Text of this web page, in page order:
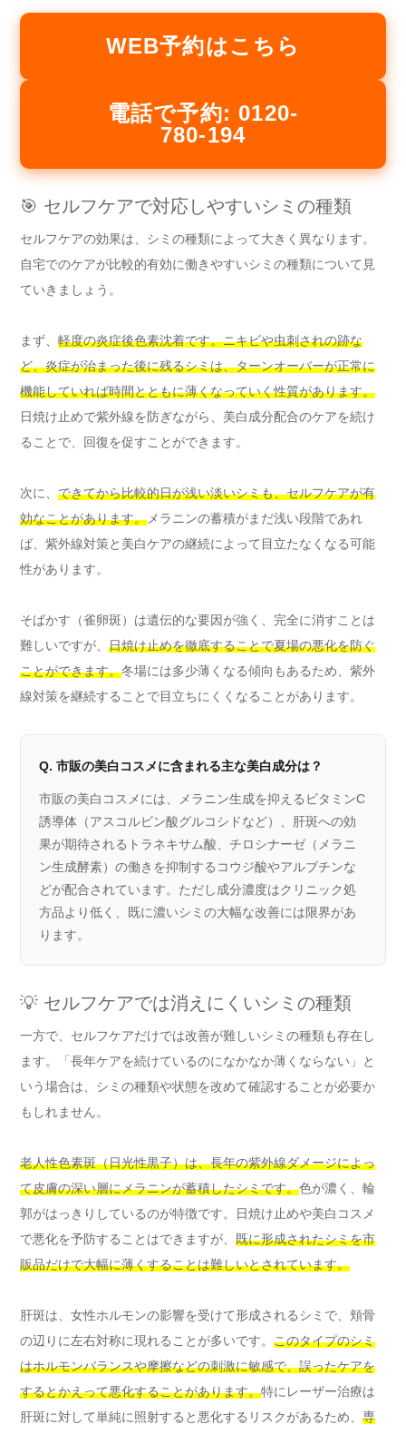
WEB予約はこちら
電話で予約: 0120-
780-194
🎯 セルフケアで対応しやすいシミの種類
セルフケアの効果は、シミの種類によって大きく異なります。
自宅でのケアが比較的有効に働きやすいシミの種類について見
ていきましょう。
まず、 軽度の炎症後色素沈着です。ニキビや虫刺されの跡な
ど、炎症が治まった後に残るシミは、ターンオーバーが正常に
機能していれば時間とともに薄くなっていく性質があります。
日焼け止めで紫外線を防ぎながら、美白成分配合のケアを続け
ることで、回復を促すことができます。
次に、 できてから比較的日が浅い淡いシミも、セルフケアが有
効なことがあります。 メラニンの蓄積がまだ浅い段階であれ
ば、紫外線対策と美白ケアの継続によって目立たなくなる可能
性があります。
そばかす（雀卵斑）は遺伝的な要因が強く、完全に消すことは
難しいですが、 日焼け止めを徹底することで夏場の悪化を防ぐ
ことができます。冬場には多少薄くなる傾向もあるため、紫外
線対策を継続することで目立ちにくくなることがあります。
Q. 市販の美白コスメに含まれる主な美白成分は？
市販の美白コスメには、メラニン生成を抑えるビタミンC
誘導体（アスコルビン酸グルコシドなど）、肝斑への効
果が期待されるトラネキサム酸、チロシナーゼ（メラニ
ン生成酵素）の働きを抑制するコウジ酸やアルブチンな
どが配合されています。ただし成分濃度はクリニック処
方品より低く、既に濃いシミの大幅な改善には限界があ
ります。
💡 セルフケアでは消えにくいシミの種類
一方で、セルフケアだけでは改善が難しいシミの種類も存在し
ます。「長年ケアを続けているのになかなか薄くならない」と
いう場合は、シミの種類や状態を改めて確認することが必要か
もしれません。
老人性色素斑（日光性黒子）は、長年の紫外線ダメージによっ
て皮膚の深い層にメラニンが蓄積したシミです。色が濃く、輪
郭がはっきりしているのが特徴です。日焼け止めや美白コスメ
で悪化を予防することはできますが、 既に形成されたシミを市
販品だけで大幅に薄くすることは難しいとされています。
肝斑は、女性ホルモンの影響を受けて形成されるシミで、頬骨
の辺りに左右対称に現れることが多いです。 このタイプのシミ
はホルモンバランスや摩擦などの刺激に敏感で、誤ったケアを
するとかえって悪化することがあります。特にレーザー治療は
肝斑に対して単純に照射すると悪化するリスクがあるため、 専